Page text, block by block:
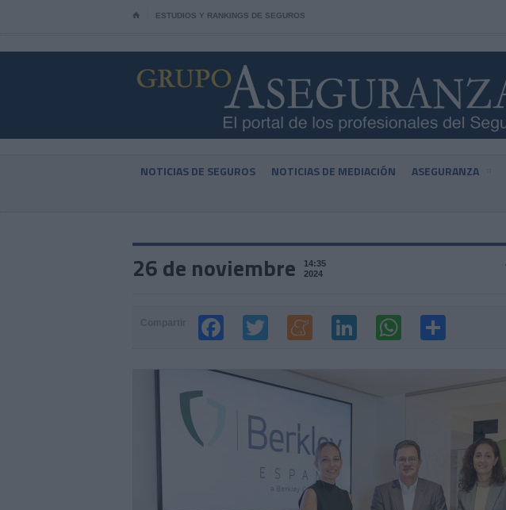
⌂ ESTUDIOS Y RANKINGS DE SEGUROS
NOTICIAS DE SEGUROS NOTICIAS DE MEDIACIÓN ASEGURANZA
26 de noviembre
14:35
2024